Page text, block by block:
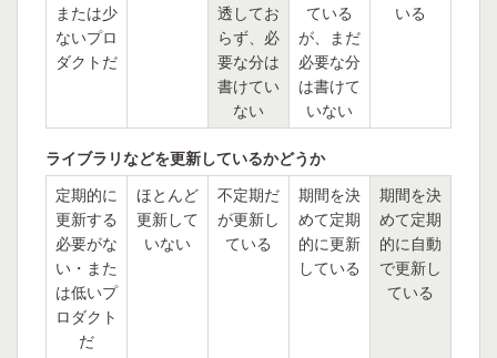
または少
ないプロ
ダクトだ
透してお
らず、必
要な分は
書けてい
ない
ている
が、まだ
必要な分
は書けて
いない
いる
ライブラリなどを更新しているかどうか
定期的に
更新する
必要がな
い・また
は低いプ
ロダクト
だ
ほとんど
更新して
いない
不定期だ
が更新し
ている
期間を決
めて定期
的に更新
している
期間を決
めて定期
的に自動
で更新し
ている